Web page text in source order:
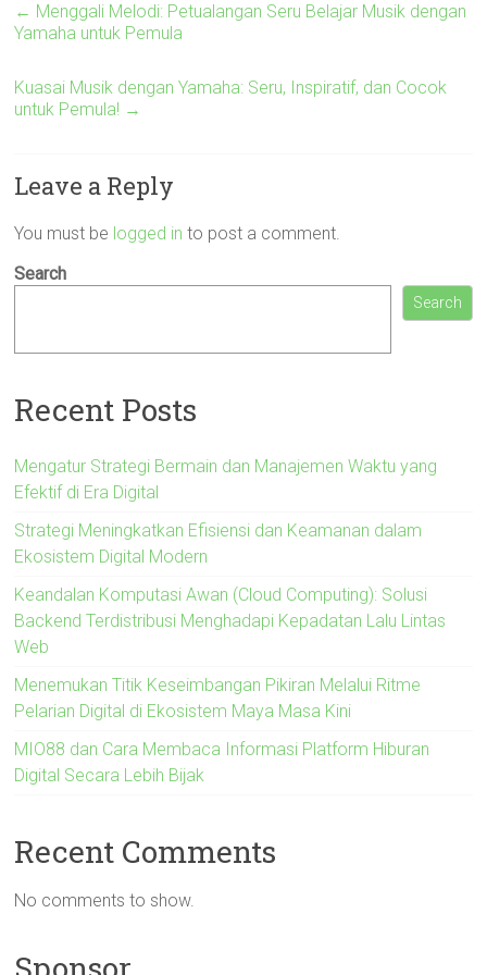
← Menggali Melodi: Petualangan Seru Belajar Musik dengan
Yamaha untuk Pemula
Kuasai Musik dengan Yamaha: Seru, Inspiratif, dan Cocok
untuk Pemula! →
Leave a Reply
You must be logged in to post a comment.
Search
Search
Recent Posts
Mengatur Strategi Bermain dan Manajemen Waktu yang
Efektif di Era Digital
Strategi Meningkatkan Efisiensi dan Keamanan dalam
Ekosistem Digital Modern
Keandalan Komputasi Awan (Cloud Computing): Solusi
Backend Terdistribusi Menghadapi Kepadatan Lalu Lintas
Web
Menemukan Titik Keseimbangan Pikiran Melalui Ritme
Pelarian Digital di Ekosistem Maya Masa Kini
MIO88 dan Cara Membaca Informasi Platform Hiburan
Digital Secara Lebih Bijak
Recent Comments
No comments to show.